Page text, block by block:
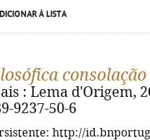
À LISTA
consolação
: Lema d'Origem,
9237-50-6
http://